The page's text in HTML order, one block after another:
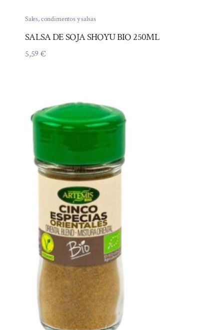
Sales, condimentos y salsas
SALSA DE SOJA SHOYU BIO 250ML
5,59€